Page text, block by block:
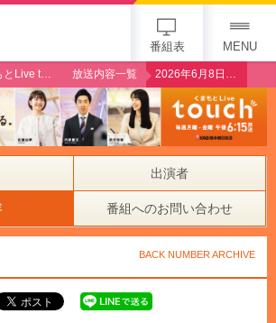
番組表 MENU
くまもとLive touch 放送内容一覧 2026年6月8日（月）【特集】ブランドメロンの旬 ナフサショックの影響
出演者
番組へのお問い合わせ
BACK NUMBER ARCHIVE